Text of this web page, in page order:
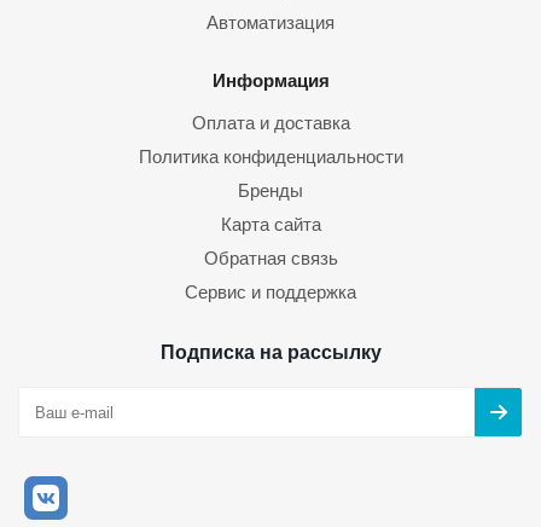
Автоматизация
Информация
Оплата и доставка
Политика конфиденциальности
Бренды
Карта сайта
Обратная связь
Сервис и поддержка
Подписка на рассылку